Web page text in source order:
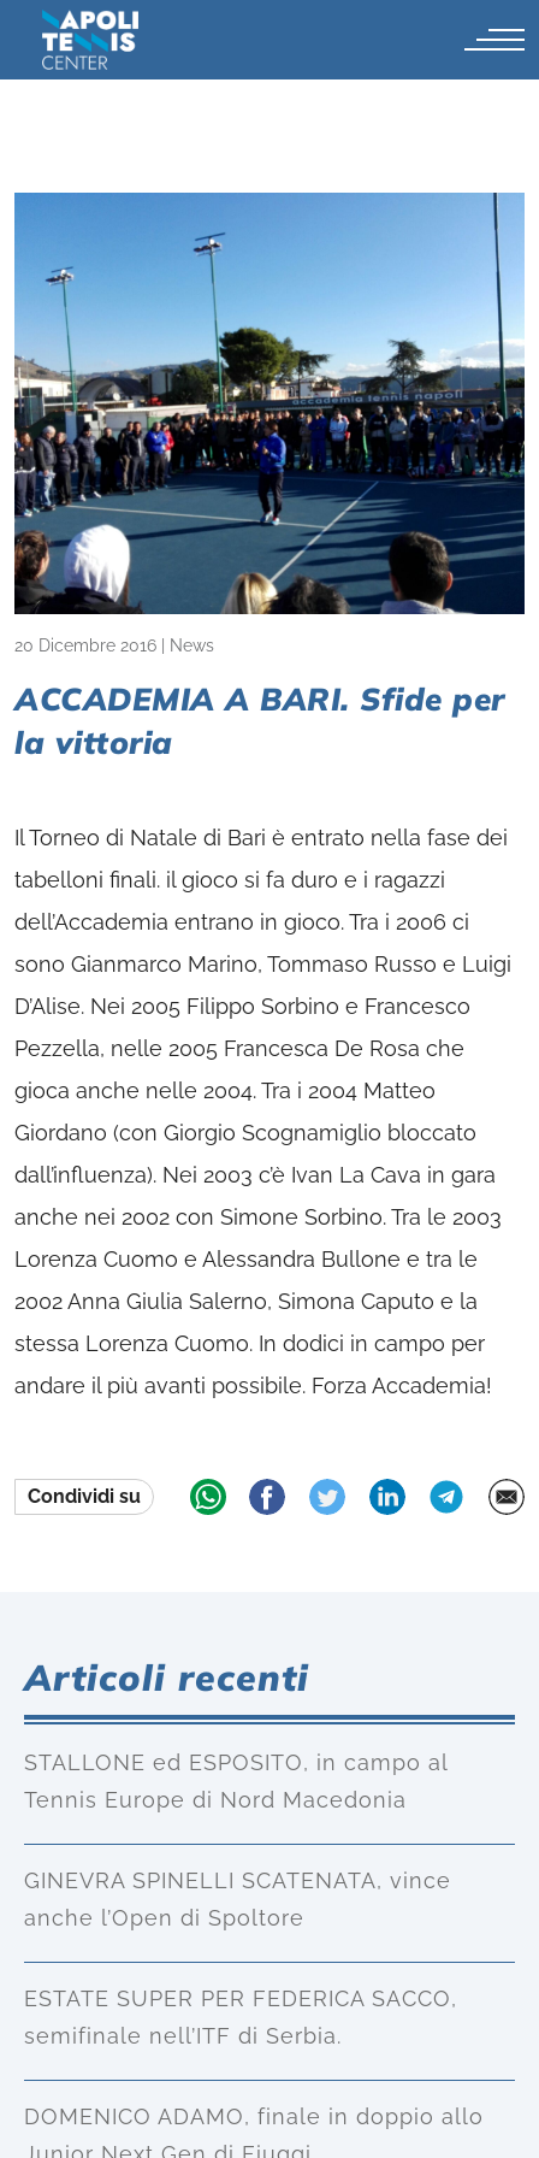
20 Dicembre 2016 News
ACCADEMIA A BARI. Sfide per
la vittoria
Il Torneo di Natale di Bari è entrato nella fase dei
tabelloni finali. il gioco si fa duro e i ragazzi
dell’Accademia entrano in gioco. Tra i 2006 ci
sono Gianmarco Marino, Tommaso Russo e Luigi
D’Alise. Nei 2005 Filippo Sorbino e Francesco
Pezzella, nelle 2005 Francesca De Rosa che
gioca anche nelle 2004. Tra i 2004 Matteo
Giordano (con Giorgio Scognamiglio bloccato
dall’influenza). Nei 2003 c’è Ivan La Cava in gara
anche nei 2002 con Simone Sorbino. Tra le 2003
Lorenza Cuomo e Alessandra Bullone e tra le
2002 Anna Giulia Salerno, Simona Caputo e la
stessa Lorenza Cuomo. In dodici in campo per
andare il più avanti possibile. Forza Accademia!
Condividi su
Articoli recenti
STALLONE ed ESPOSITO, in campo al
Tennis Europe di Nord Macedonia
GINEVRA SPINELLI SCATENATA, vince
anche l’Open di Spoltore
ESTATE SUPER PER FEDERICA SACCO,
semifinale nell’ITF di Serbia.
DOMENICO ADAMO, finale in doppio allo